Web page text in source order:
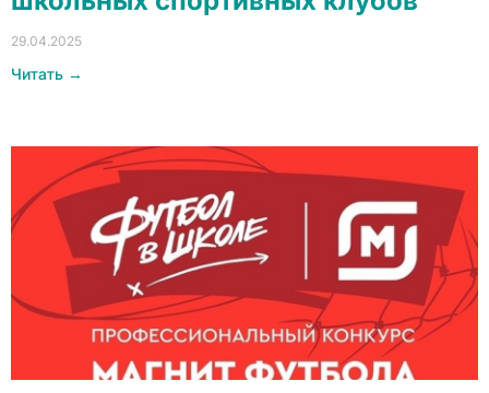
29.04.2025
Читать →